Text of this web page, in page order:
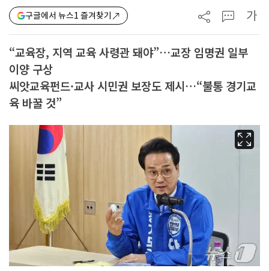
구글에서 뉴스1 즐겨찾기 가
“교육장, 지역 교육 사령관 돼야”…교장 임명권 일부
이양 구상
씨앗교육펀드·교사 시민권 보장도 제시…“불통 경기교
육 바꿀 것”